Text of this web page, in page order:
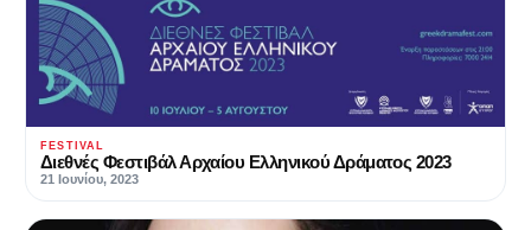
FESTIVAL
Διεθνές Φεστιβάλ Αρχαίου Ελληνικού Δράματος 2023
21 Ιουνίου, 2023